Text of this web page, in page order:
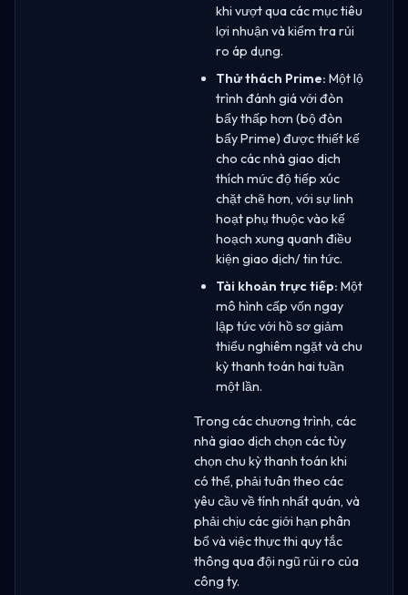
khi vượt qua các mục tiêu
lợi nhuận và kiểm tra rủi
ro áp dụng.
Thử thách Prime: Một lộ
trình đánh giá với đòn
bẩy thấp hơn (bộ đòn
bẩy Prime) được thiết kế
cho các nhà giao dịch
thích mức độ tiếp xúc
chặt chẽ hơn, với sự linh
hoạt phụ thuộc vào kế
hoạch xung quanh điều
kiện giao dịch/ tin tức.
Tài khoản trực tiếp: Một
mô hình cấp vốn ngay
lập tức với hồ sơ giảm
thiểu nghiêm ngặt và chu
kỳ thanh toán hai tuần
một lần.
Trong các chương trình, các
nhà giao dịch chọn các tùy
chọn chu kỳ thanh toán khi
có thể, phải tuân theo các
yêu cầu về tính nhất quán, và
phải chịu các giới hạn phân
bổ và việc thực thi quy tắc
thông qua đội ngũ rủi ro của
công ty.